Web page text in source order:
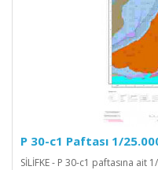
P 30-c1 Paftası 1/
SİLİFKE - P 30-c1 paftasına ait